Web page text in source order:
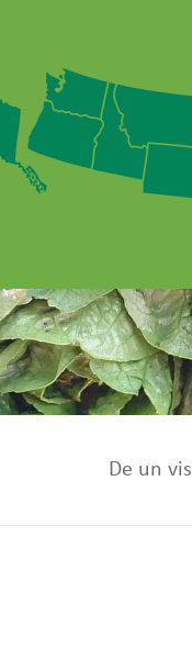
De un